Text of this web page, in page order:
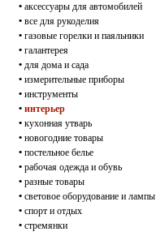
• аксессуары для автомобилей
• все для рукоделия
• газовые горелки и паяльники
• галантерея
• для дома и сада
• измерительные приборы
• инструменты
• интерьер
• кухонная утварь
• новогодние товары
• постельное белье
• рабочая одежда и обувь
• разные товары
• световое оборудование и лампы
• спорт и отдых
• стремянки